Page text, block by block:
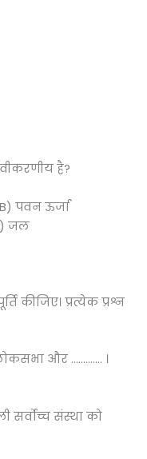
है?
ऊर्जा
कीजिए। प्रत्येक प्रश्न
और …………. ।
संस्था को